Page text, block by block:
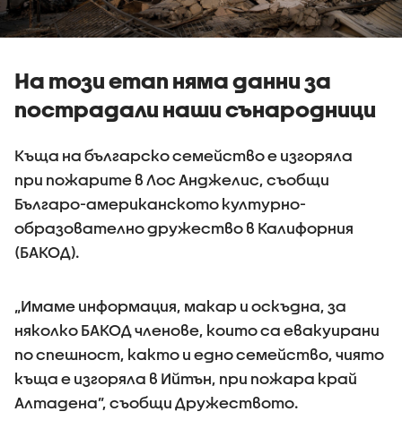
На този етап няма данни за
пострадали наши сънародници
Къща на българско семейство е изгоряла
при пожарите в Лос Анджелис, съобщи
Българо-американското културно-
образователно дружество в Калифорния
(БАКОД).
„Имаме информация, макар и оскъдна, за
няколко БАКОД членове, които са евакуирани
по спешност, както и едно семейство, чиято
къща е изгоряла в Ийтън, при пожара край
Алтадена”, съобщи Дружеството.